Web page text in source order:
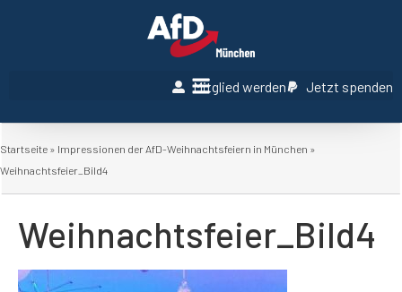
Mitglied werden Jetzt spenden
Startseite » Impressionen der AfD-Weihnachtsfeiern in München »
Weihnachtsfeier_Bild4
Weihnachtsfeier_Bild4